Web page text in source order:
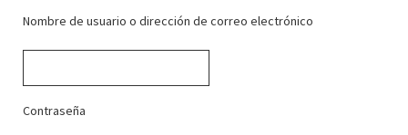
Nombre de usuario o dirección de correo electrónico
Contraseña